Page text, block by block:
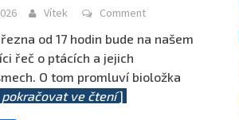
Vítek Comment
od 17 hodin bude na našem
řeč o ptácích a jejich
O tom promluví bioložka
pokračovat ve čtení]